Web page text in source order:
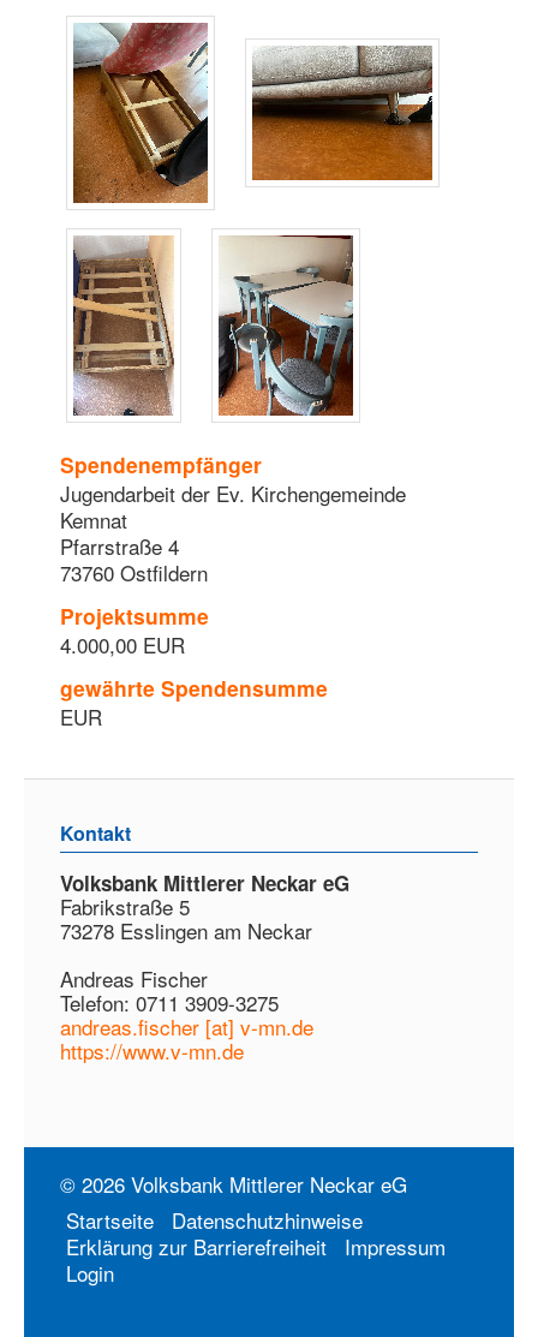
Spendenempfänger
Jugendarbeit der Ev. Kirchengemeinde
Kemnat
Pfarrstraße 4
73760 Ostfildern
Projektsumme
4.000,00 EUR
gewährte Spendensumme
EUR
Kontakt
Volksbank Mittlerer Neckar eG
Fabrikstraße 5
73278 Esslingen am Neckar
Andreas Fischer
Telefon: 0711 3909-3275
andreas.fischer [at] v-mn.de
https://www.v-mn.de
© 2026 Volksbank Mittlerer Neckar eG
Startseite
Datenschutzhinweise
Erklärung zur Barrierefreiheit
Impressum
Login